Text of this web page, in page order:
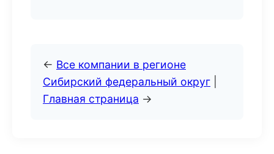
← Все компании в регионе
Сибирский федеральный округ
Главная страница →